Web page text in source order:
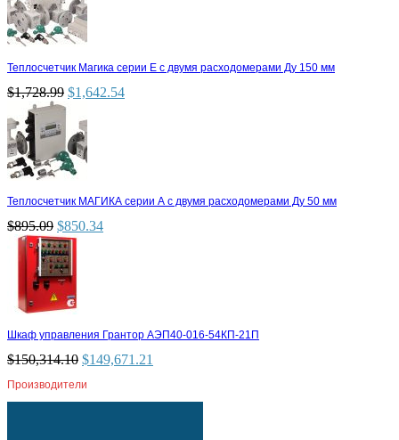
Теплосчетчик Магика серии Е с двумя расходомерами Ду 150 мм
$1,728.99 $1,642.54
Теплосчетчик МАГИКА серии А с двумя расходомерами Ду 50 мм
$895.09 $850.34
Шкаф управления Грантор АЭП40-016-54КП-21П
$150,314.10 $149,671.21
Производители